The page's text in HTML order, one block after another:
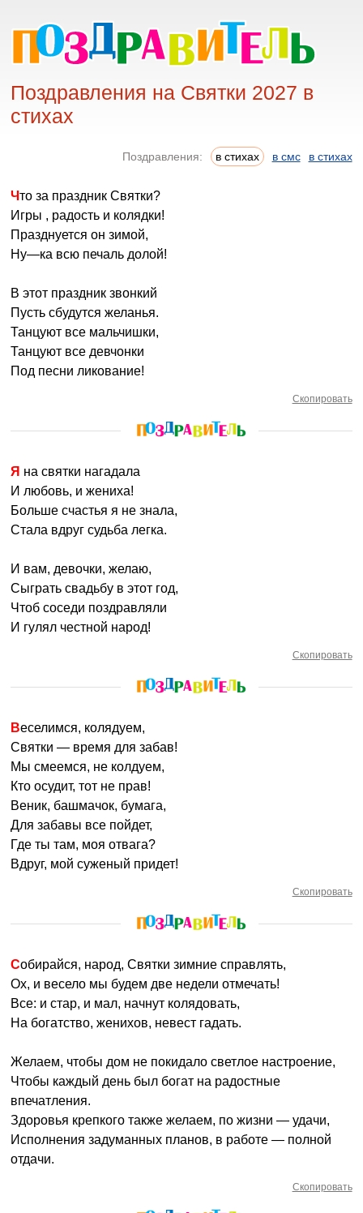
Поздравления на Святки 2027 в
стихах
Поздравления: в стихах в смс в стихах
Что за праздник Святки?
Игры , радость и колядки!
Празднуется он зимой,
Ну—ка всю печаль долой!
В этот праздник звонкий
Пусть сбудутся желанья.
Танцуют все мальчишки,
Танцуют все девчонки
Под песни ликование!
Скопировать
Я на святки нагадала
И любовь, и жениха!
Больше счастья я не знала,
Стала вдруг судьба легка.
И вам, девочки, желаю,
Сыграть свадьбу в этот год,
Чтоб соседи поздравляли
И гулял честной народ!
Скопировать
Веселимся, колядуем,
Святки — время для забав!
Мы смеемся, не колдуем,
Кто осудит, тот не прав!
Веник, башмачок, бумага,
Для забавы все пойдет,
Где ты там, моя отвага?
Вдруг, мой суженый придет!
Скопировать
Собирайся, народ, Святки зимние справлять,
Ох, и весело мы будем две недели отмечать!
Все: и стар, и мал, начнут колядовать,
На богатство, женихов, невест гадать.
Желаем, чтобы дом не покидало светлое настроение,
Чтобы каждый день был богат на радостные
впечатления.
Здоровья крепкого также желаем, по жизни — удачи,
Исполнения задуманных планов, в работе — полной
отдачи.
Скопировать